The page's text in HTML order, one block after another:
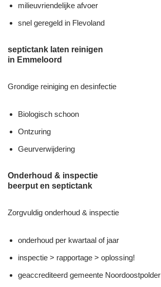
milieuvriendelijke afvoer
snel geregeld in Flevoland
septictank laten reinigen
in Emmeloord
Grondige reiniging en desinfectie
Biologisch schoon
Ontzuring
Geurverwijdering
Onderhoud & inspectie
beerput en septictank
Zorgvuldig onderhoud & inspectie
onderhoud per kwartaal of jaar
inspectie > rapportage > oplossing!
geaccrediteerd gemeente Noordoostpolder